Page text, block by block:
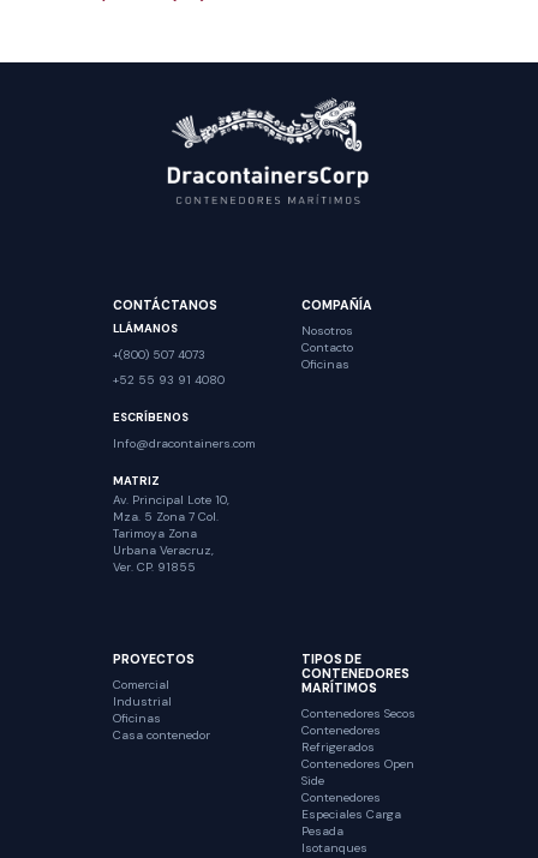
CONTÁCTANOS
LLÁMANOS
+(800) 507 4073
+52 55 93 91 4080
ESCRÍBENOS
Info@dracontainers.com
MATRIZ
Av. Principal Lote 10,
Mza. 5 Zona 7 Col.
Tarimoya Zona
Urbana Veracruz,
Ver. CP. 91855
COMPAÑÍA
Nosotros
Contacto
Oficinas
PROYECTOS
Comercial
Industrial
Oficinas
Casa contenedor
TIPOS DE
CONTENEDORES
MARÍTIMOS
Contenedores Secos
Contenedores
Refrigerados
Contenedores Open
Side
Contenedores
Especiales Carga
Pesada
Isotanques